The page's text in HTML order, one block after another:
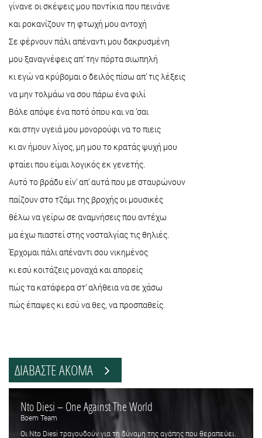
γίνανε οι σκέψεις μου ποντίκια που πεινάνε
και ροκανίζουν τη φτωχή μου αντοχή
Σε φέρνουν πάλι απέναντι μου δακρυσμένη
μου ξαναγνέφεις απ’ την πόρτα σιωπηλή
κι εγώ να κρύβομαι ο δειλός πίσω απ’ τις λέξεις
να μην τολμάω να σου πάρω ένα φιλί
Βάλε απόψε ένα ποτό όπου και να ’σαι
και στην υγειά μου μονορούφι να το πιεις
κι αν ήμουν λίγος, μη μου το κρατάς ψυχή μου
φταίει που είμαι λογικός εκ γενετής.
Αυτό το βράδυ είν’ απ’ αυτά που με σταυρώνουν
παίζουν στο τζάμι της βροχής οι μουσικές
θέλω να γείρω σε αναμνήσεις που αντέχω
μα έχω πιαστεί στης νοσταλγίας τις θηλιές.
Έρχομαι πάλι απέναντι σου νικημένος
κι εσύ κοιτάζεις μοναχά και απορείς
πώς τα κατάφερα στ’ αλήθεια να σε χάσω
πώς έπαψες κι εσύ να θες, να προσπαθείς.
ΔΙΑΒΑΣΤΕ ΑΚΟΜΑ
Nto Diesi – One Against The World
Boem Team
Οι Nto Diesi τραγουδούν για τη δύναμη της αγάπης που θεραπεύει.